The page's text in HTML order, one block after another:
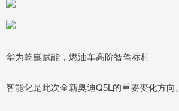
华为乾崑赋能，燃油车高阶智驾标杆
智能化是此次全新奥迪Q5L的重要变化方向。